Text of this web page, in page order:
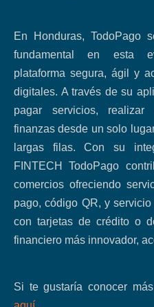
En Honduras, TodoPago
fundamental en esta
plataforma segura, ágil y
digitales. A través de su
pagar servicios,
finanzas desde un solo
largas filas. Con su
FINTECH TodoPago
comercios ofreciendo
pago, código QR, y
con tarjetas de crédito o
financiero más innovador,
Si te gustaría conocer